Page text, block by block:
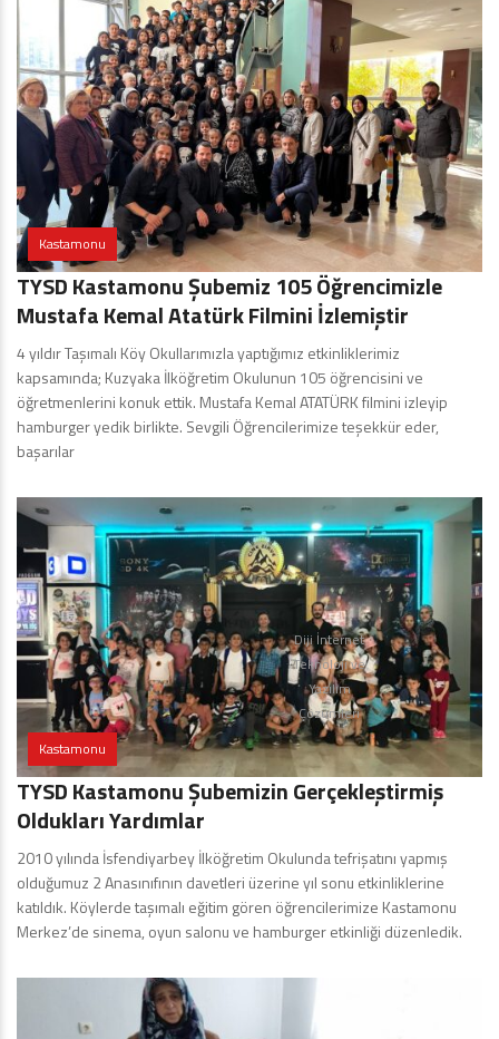
Kastamonu
TYSD Kastamonu Şubemiz 105 Öğrencimizle
Mustafa Kemal Atatürk Filmini İzlemiştir
4 yıldır Taşımalı Köy Okullarımızla yaptığımız etkinliklerimiz
kapsamında; Kuzyaka İlköğretim Okulunun 105 öğrencisini ve
öğretmenlerini konuk ettik. Mustafa Kemal ATATÜRK filmini izleyip
hamburger yedik birlikte. Sevgili Öğrencilerimize teşekkür eder,
başarılar
Kastamonu
TYSD Kastamonu Şubemizin Gerçekleştirmiş
Oldukları Yardımlar
2010 yılında İsfendiyarbey İlköğretim Okulunda tefrişatını yapmış
olduğumuz 2 Anasınıfının davetleri üzerine yıl sonu etkinliklerine
katıldık. Köylerde taşımalı eğitim gören öğrencilerimize Kastamonu
Merkez’de sinema, oyun salonu ve hamburger etkinliği düzenledik.
Diji İnternet
Teknoloji ve
Yazılım
Çözümleri